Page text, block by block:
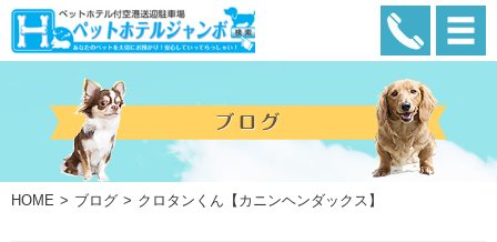
HOME ブログ クロタンくん【カニンヘンダックス】